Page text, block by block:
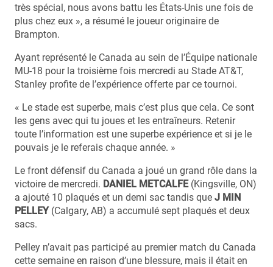
très spécial, nous avons battu les États-Unis une fois de
plus chez eux », a résumé le joueur originaire de
Brampton.
Ayant représenté le Canada au sein de l’Équipe nationale
MU-18 pour la troisième fois mercredi au Stade AT&T,
Stanley profite de l’expérience offerte par ce tournoi.
« Le stade est superbe, mais c’est plus que cela. Ce sont
les gens avec qui tu joues et les entraîneurs. Retenir
toute l’information est une superbe expérience et si je le
pouvais je le referais chaque année. »
Le front défensif du Canada a joué un grand rôle dans la
victoire de mercredi. DANIEL METCALFE(Kingsville, ON)
a ajouté 10 plaqués et un demi sac tandis que J MIN
PELLEY(Calgary, AB) a accumulé sept plaqués et deux
sacs.
Pelley n’avait pas participé au premier match du Canada
cette semaine en raison d’une blessure, mais il était en